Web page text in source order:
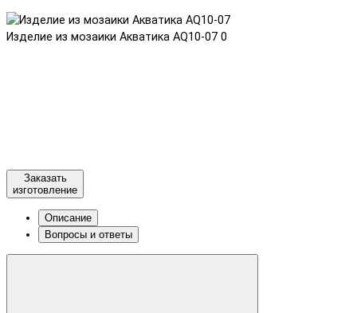
Изделие из мозаики Акватика AQ10-07 0
Заказать
изготовление
Описание
Вопросы и ответы